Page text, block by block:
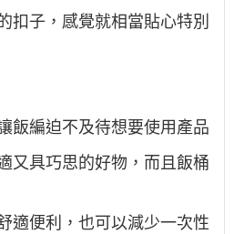
扣子，感覺就相當貼心特別
飯編迫不及待想要使用產品
又具巧思的好物，而且飯桶
適便利，也可以減少一次性